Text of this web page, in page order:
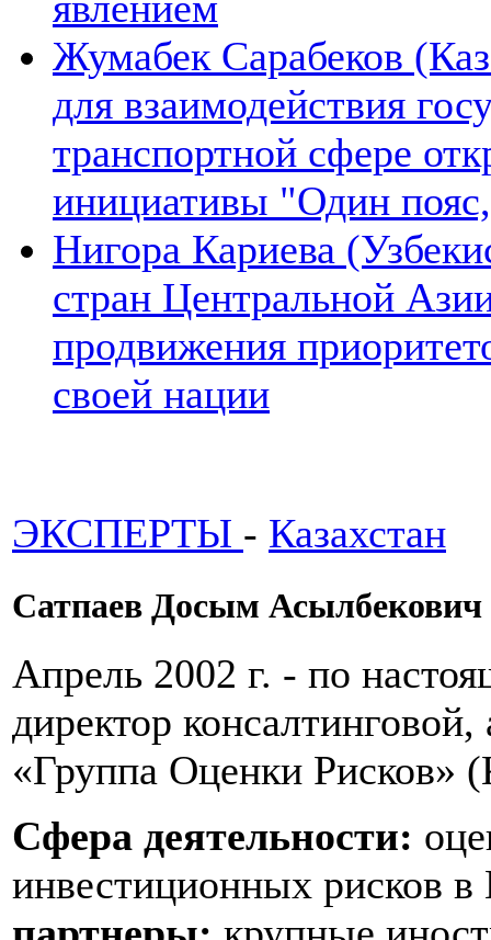
Жумабек Сарабеков
для взаимодействия
транспортной сфере
инициативы "Один
Нигора Кариева
стран Центральной
продвижения
своей нации
ЭКСПЕРТЫ - Казахстан
Сатпаев Досым Асылбекович
Апрель 2002 г. - по
директор
«Группа Оценки Рисков»
Сфера деятельности:
инвестиционных рисков в